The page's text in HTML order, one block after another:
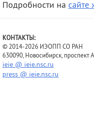
Подробности на сайте
КОНТАКТЫ:
© 2014-2026 ИЭОПП СО РАН
630090, Новосибирск, проспект
ieie @ ieie.nsc.ru
press @ ieie.nsc.ru